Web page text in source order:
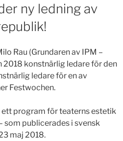
ny ledning av
Rau (Grundaren av IPM –
2018 konstnärlig ledare för den
ledare för en av
Festwochen.
ett program för teaterns estetik
som publicerades i svensk
maj 2018.